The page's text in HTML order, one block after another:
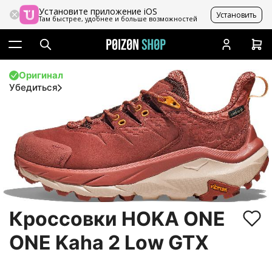
Установите приложение iOS
Там быстрее, удобнее и больше возможностей Установить
Оригинал
Убедиться
Кроссовки HOKA ONE
ONE Kaha 2 Low GTX